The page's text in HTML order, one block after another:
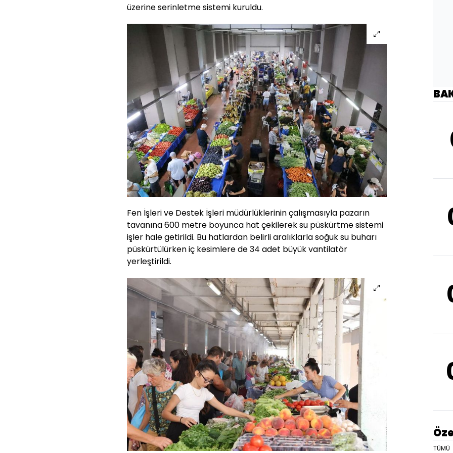
üzerine serinletme sistemi kuruldu.
Fen İşleri ve Destek İşleri müdürlüklerinin çalışmasıyla pazarın
tavanına 600 metre boyunca hat çekilerek su püskürtme sistemi
işler hale getirildi. Bu hatlardan belirli aralıklarla soğuk su buharı
püskürtülürken iç kesimlere de 34 adet büyük vantilatör
yerleştirildi.
TÜMÜ